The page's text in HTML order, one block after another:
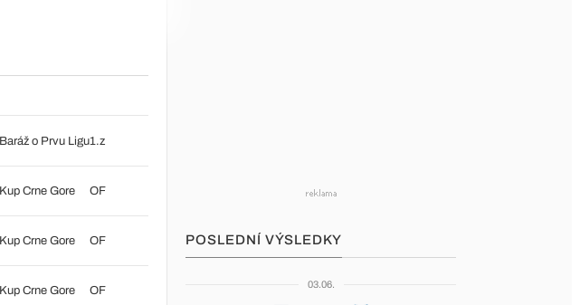
Baráž o Prvu Ligu1.z
Kup Crne Gore OF
Kup Crne Gore OF
Kup Crne Gore OF
POSLEDNÍ VÝSLEDKY
03.06.